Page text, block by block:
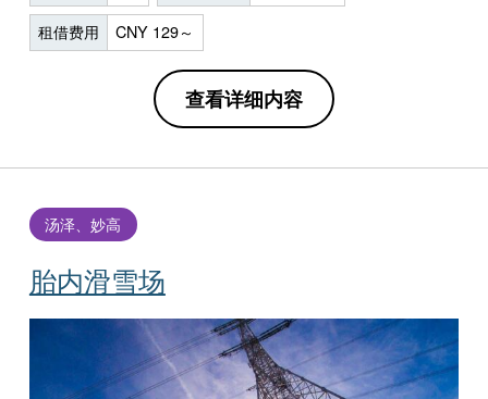
租借费用 CNY 129～
查看详细内容
胎内滑雪场
汤泽、妙高